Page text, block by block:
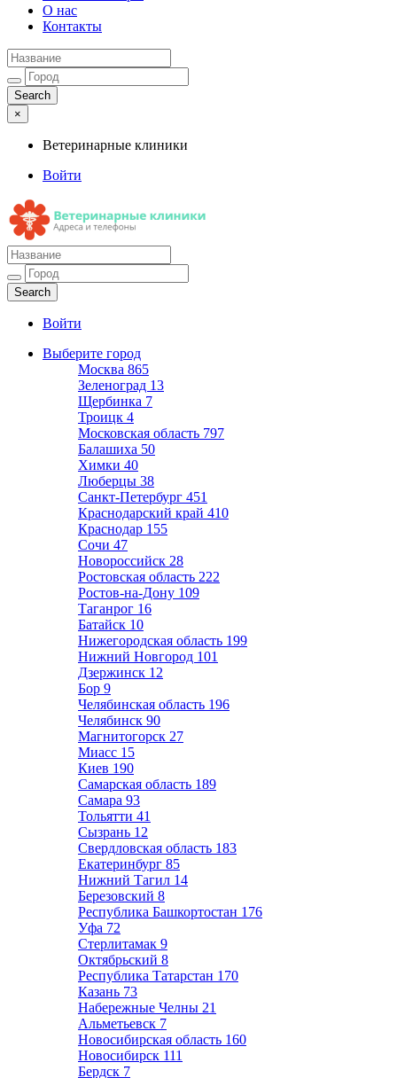
О нас
Контакты
×
Ветеринарные клиники
Войти
Ветеринарные клиники
Адреса и телефоны
Войти
Выберите город
Москва 865
Зеленоград 13
Щербинка 7
Троицк 4
Московская область 797
Балашиха 50
Химки 40
Люберцы 38
Санкт-Петербург 451
Краснодарский край 410
Краснодар 155
Сочи 47
Новороссийск 28
Ростовская область 222
Ростов-на-Дону 109
Таганрог 16
Батайск 10
Нижегородская область 199
Нижний Новгород 101
Дзержинск 12
Бор 9
Челябинская область 196
Челябинск 90
Магнитогорск 27
Миасс 15
Киев 190
Самарская область 189
Самара 93
Тольятти 41
Сызрань 12
Свердловская область 183
Екатеринбург 85
Нижний Тагил 14
Березовский 8
Республика Башкортостан 176
Уфа 72
Стерлитамак 9
Октябрьский 8
Республика Татарстан 170
Казань 73
Набережные Челны 21
Альметьевск 7
Новосибирская область 160
Новосибирск 111
Бердск 7